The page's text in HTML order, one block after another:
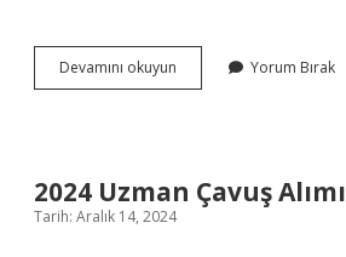
Devamını okuyun
Kıkırdağı
Yorum Bırak
2024 Uzman Çavuş
Tarih: Aralık 14, 2024